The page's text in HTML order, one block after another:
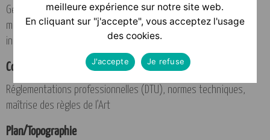
Gestes et postures, normes et réglementation, utilisation du
matériel pour travaux en hauteur sur le chantier, formation
incendie
Connaissances techniques
Réglementations professionnelles (DTU), normes techniques,
maîtrise des règles de l’Art
Plan/Topographie
meilleure expérience sur notre site web.
En cliquant sur "j'accepte", vous acceptez l'usage
des cookies.
J'accepte Je refuse